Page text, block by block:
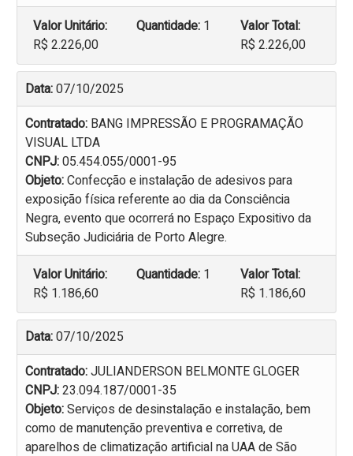
Valor Unitário:
R$ 2.226,00
Quantidade: 1
Valor Total:
R$ 2.226,00
Data:07/10/2025
Contratado: BANG IMPRESSÃO E PROGRAMAÇÃO
VISUAL LTDA
CNPJ:05.454.055/0001-95
Objeto:Confecção e instalação de adesivos para
exposição física referente ao dia da Consciência
Negra, evento que ocorrerá no Espaço Expositivo da
Subseção Judiciária de Porto Alegre.
Valor Unitário:
R$ 1.186,60
Quantidade: 1
Valor Total:
R$ 1.186,60
Data:07/10/2025
Contratado:JULIANDERSON BELMONTE GLOGER
CNPJ:23.094.187/0001-35
Objeto:Serviços de desinstalação e instalação, bem
como de manutenção preventiva e corretiva, de
aparelhos de climatização artificial na UAA de São